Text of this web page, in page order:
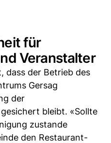
für
Veranstalter
dass der Betrieb des
Gersag
der
bleibt. «Sollte
zustande
den Restaurant-